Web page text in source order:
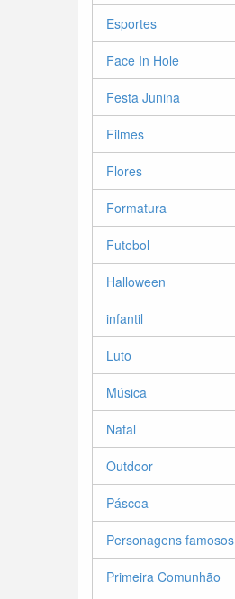
Esportes
Face In Hole
Festa Junina
Filmes
Flores
Formatura
Futebol
Halloween
infantil
Luto
Música
Natal
Outdoor
Páscoa
Personagens famosos
Primeira Comunhão